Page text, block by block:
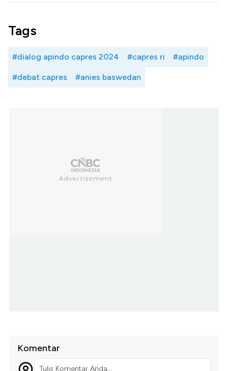
Tags
#dialog apindo capres 2024 #capres ri #apindo
#debat capres #anies baswedan
Komentar
Tulis Komentar Anda...